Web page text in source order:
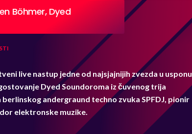
Böhmer, Dyed
live nastup jedne od najsjajnijih zvezda u usponu
Dyed Soundoroma iz čuvenog trija
andergraund techno zvuka SPFDJ, pionir
elektronske muzike.